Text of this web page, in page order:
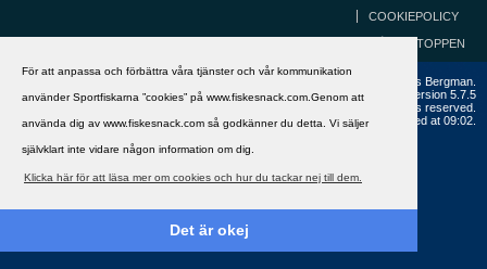
För att anpassa och förbättra våra tjänster och vår kommunikation
använder Sportfiskarna ”cookies” på www.fiskesnack.com.Genom att
använda dig av www.fiskesnack.com så godkänner du detta. Vi säljer
självklart inte vidare någon information om dig.
Klicka här för att läsa mer om cookies och hur du tackar nej till dem.
Det är okej
COOKIEPOLICY
GÅ TILL TOPPEN
Copyright ©2002 - 2021, FiskeSnack.com. Grundad 2002 av Anders Bergman.
Powered byvBulletin®
Version 5.7.5
Copyright © 2026 MH Sub I, LLC dba vBulletin. All rights reserved.
All times are GMT+1. This page was generated at 09:02.